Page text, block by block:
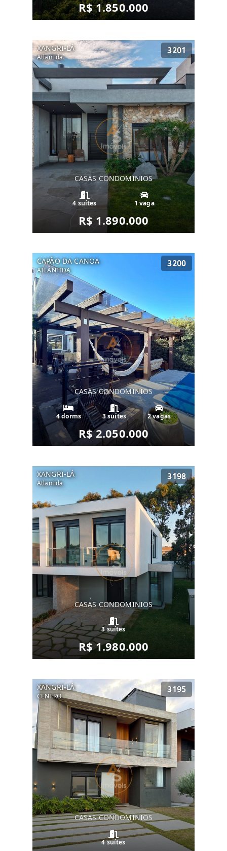
R$ 1.850.000
XANGRI-LÁ
Atlantida
3201
CASAS CONDOMINIOS
4 suítes 1 vaga
R$ 1.890.000
CAPÃO DA CANOA
ATLÂNTIDA
3200
CASAS CONDOMINIOS
4 dorms 3 suítes 2 vagas
R$ 2.050.000
XANGRI-LÁ
Atlantida
3198
CASAS CONDOMINIOS
3 suítes
R$ 1.980.000
XANGRI-LÁ
CENTRO
3195
CASAS CONDOMINIOS
4 suítes